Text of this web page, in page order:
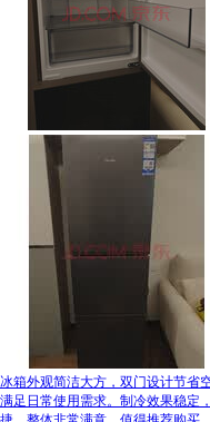
冰箱外观简洁大方，双门设计节省
满足日常使用需求。制冷效果稳定